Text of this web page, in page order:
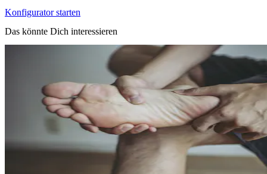
Konfigurator starten
Das könnte Dich interessieren